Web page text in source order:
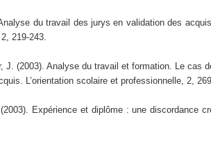
du travail des jurys en validation des
219-243.
J. (2003). Analyse du travail et formation. Le cas
L’orientation scolaire et professionnelle, 2,
Expérience et diplôme : une discordance